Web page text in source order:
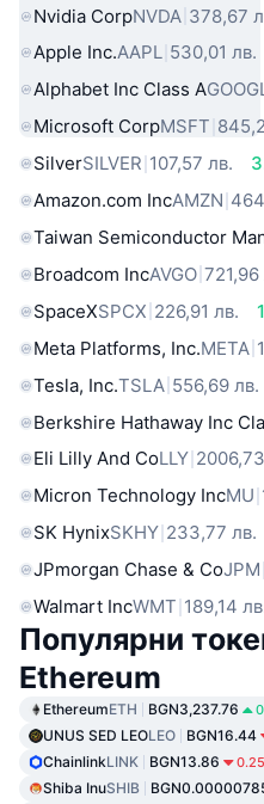
Nvidia CorpNVDA 378,67
Apple Inc.AAPL 530,01 лв.
Alphabet Inc Class A
Microsoft CorpMSFT
SilverSILVER 107,57 лв.
Amazon.com IncAMZN
Taiwan Semiconductor
Broadcom IncAVGO 721,96
SpaceXSPCX 226,91 лв.
Meta Platforms, Inc.META
Tesla, Inc.TSLA 556,69 лв.
Berkshire Hathaway Inc
Eli Lilly And CoLLY
Micron Technology IncMU
SK HynixSKHY 233,77 лв.
JPmorgan Chase & CoJPM
Walmart IncWMT 189,14
Популярни
Ethereum
EthereumETH BGN3,237.76
UNUS SED LEOLEO BGN16.44
ChainlinkLINK BGN13.86
Shiba InuSHIB